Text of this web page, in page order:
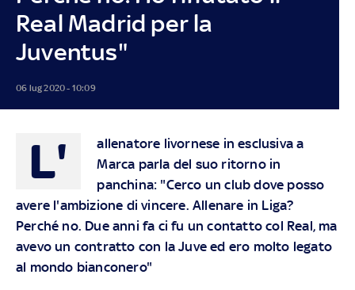
Real Madrid per la
Juventus"
06 lug 2020 - 10:09
L'
allenatore livornese in esclusiva a
Marca parla del suo ritorno in
panchina: "Cerco un club dove posso
avere l'ambizione di vincere. Allenare in Liga?
Perché no. Due anni fa ci fu un contatto col Real, ma
avevo un contratto con la Juve ed ero molto legato
al mondo bianconero"